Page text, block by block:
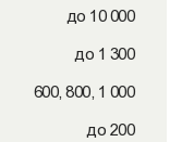
до 10 000
до 1 300
600, 800, 1 000
до 200